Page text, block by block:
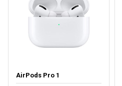
AirPods Pro 1